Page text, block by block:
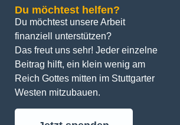
Du möchtest unsere Arbeit
finanziell unterstützen?
Das freut uns sehr! Jeder einzelne
Beitrag hilft, ein klein wenig am
Reich Gottes mitten im Stuttgarter
Westen mitzubauen.
Jetzt spenden